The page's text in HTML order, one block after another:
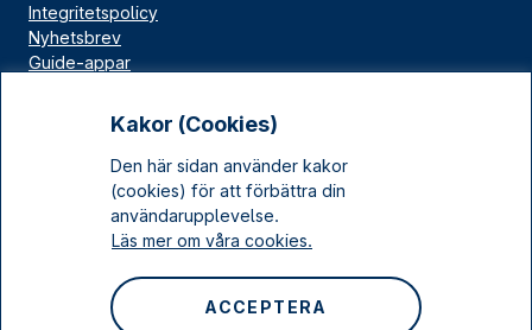
Kakor (Cookies)
Den här sidan använder kakor
(cookies) för att förbättra din
användarupplevelse.
Läs mer om våra cookies.
ACCEPTERA
Integritetspolicy
Nyhetsbrev
Guide-appar
Kulturarv Stockholm
Sociala medier
Instagram
LinkedIn